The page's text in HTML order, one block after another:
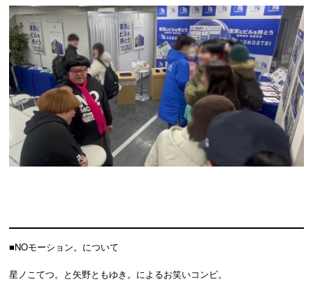
■NOモーション。について
星ノこてつ。と矢野ともゆき。によるお笑いコンビ。